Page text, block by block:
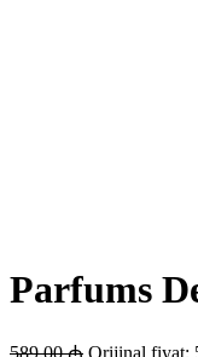
Parfums
589.00₼ Orijinal fiyat: